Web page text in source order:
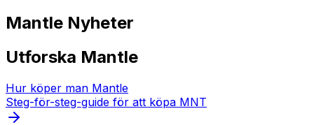
Mantle Nyheter
Utforska Mantle
Hur köper man Mantle
Steg-för-steg-guide för att köpa MNT